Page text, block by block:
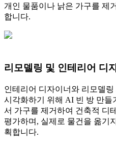
개인 물품이나 낡은 가구를 제
합니다.
리모델링 및 인테리어 디
인테리어 디자이너와 리모델
시각화하기 위해 AI 빈 방 만들
서 가구를 제거하여 건축적 디
평가하며, 실제로 물건을 옮기
획합니다.